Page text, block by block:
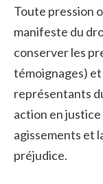
Toute pression
manifeste du
conserver les
témoignages)
représentants
action en
agissements et
préjudice.